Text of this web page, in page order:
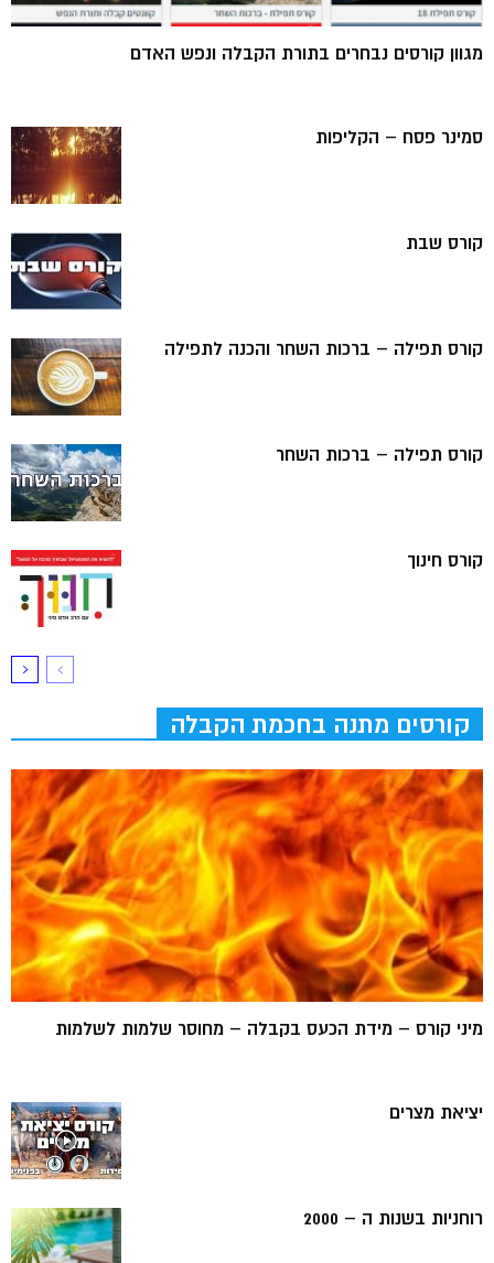
מגוון קורסים נבחרים בתורת הקבלה ונפש האדם
סמינר פסח – הקליפות
קורס שבת
קורס תפילה – ברכות השחר והכנה לתפילה
קורס תפילה – ברכות השחר
קורס חינוך
קורסים מתנה בחכמת הקבלה
מיני קורס – מידת הכעס בקבלה – מחוסר שלמות לשלמות
יציאת מצרים
רוחניות בשנות ה – 2000